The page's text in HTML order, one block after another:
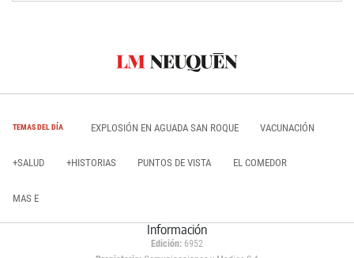
TEMAS DEL DÍA EXPLOSIÓN EN AGUADA SAN ROQUE VACUNACIÓN
+SALUD +HISTORIAS PUNTOS DE VISTA EL COMEDOR
MAS E
Información
Edición: 6952